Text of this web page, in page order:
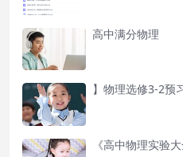
高中满分物理
】物理选修3-2预
《高中物理实验